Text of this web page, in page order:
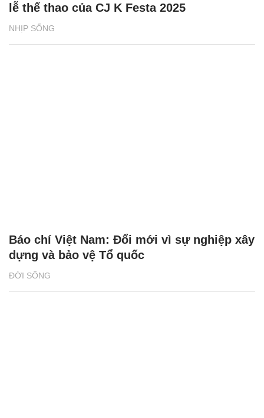
NHỊP SỐNG
lễ thể thao của CJ K Festa 2025
ĐỜI SỐNG
Báo chí Việt Nam: Đổi mới vì sự nghiệp xây
dựng và bảo vệ Tổ quốc